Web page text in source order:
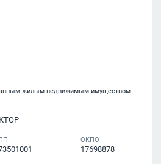
жилым недвижимым имуществом
ОКПО
17698878